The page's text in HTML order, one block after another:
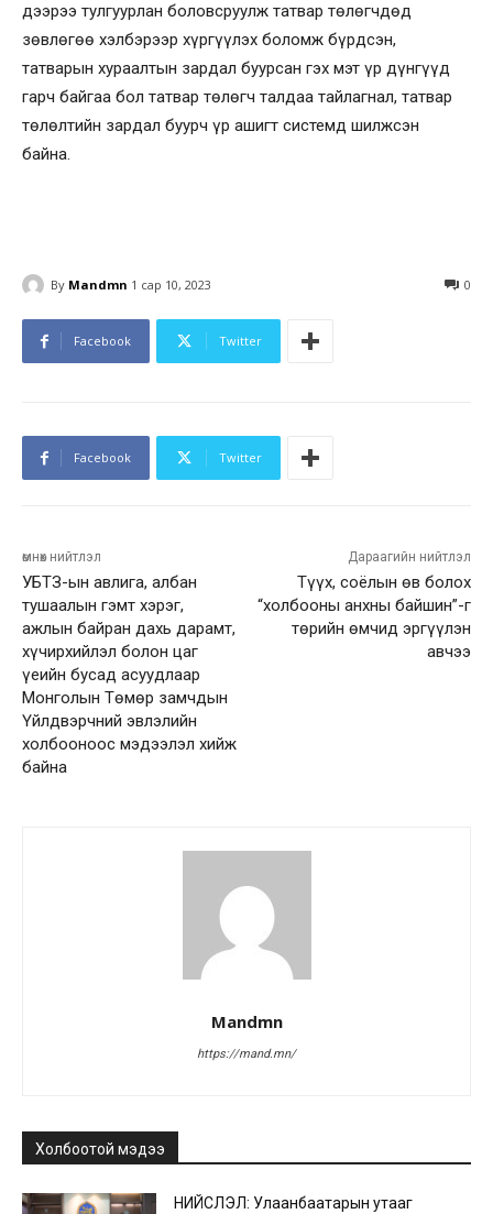
дээрээ тулгуурлан боловсруулж татвар төлөгчдөд
зөвлөгөө хэлбэрээр хүргүүлэх боломж бүрдсэн,
татварын хураалтын зардал буурсан гэх мэт үр дүнгүүд
гарч байгаа бол татвар төлөгч талдаа тайлагнал, татвар
төлөлтийн зардал буурч үр ашигт системд шилжсэн
байна.
By Mandmn 1 сар 10, 2023 0
Facebook Twitter
Facebook Twitter
өмнөх нийтлэл
УБТЗ-ын авлига, албан
тушаалын гэмт хэрэг,
ажлын байран дахь дарамт,
хүчирхийлэл болон цаг
үеийн бусад асуудлаар
Монголын Төмөр замчдын
Үйлдвэрчний эвлэлийн
холбооноос мэдээлэл хийж
байна
Дараагийн нийтлэл
Түүх, соёлын өв болох
“холбооны анхны байшин”-г
төрийн өмчид эргүүлэн
авчээ
Mandmn
https://mand.mn/
Холбоотой мэдээ
НИЙСЛЭЛ: Улаанбаатарын утааг